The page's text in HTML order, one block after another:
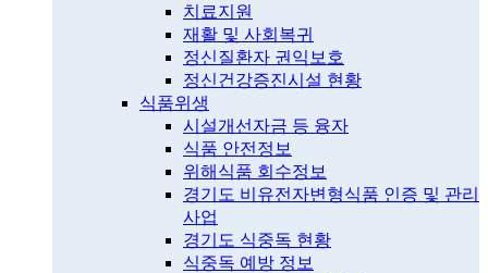
치료지원
재활 및 사회복귀
정신질환자 권익보호
정신건강증진시설 현황
식품위생
시설개선자금 등 융자
식품 안전정보
위해식품 회수정보
경기도 비유전자변형식품 인증 및 관리
사업
경기도 식중독 현황
식중독 예방 정보